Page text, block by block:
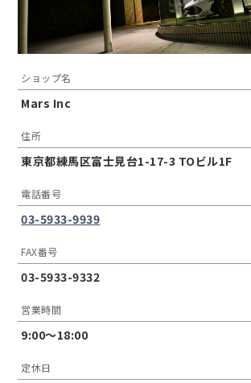
ショップ名
Mars Inc
住所
東京都練馬区富士見台1-17-3 TOビル1F
電話番号
03-5933-9939
FAX番号
03-5933-9332
営業時間
9:00～18:00
定休日